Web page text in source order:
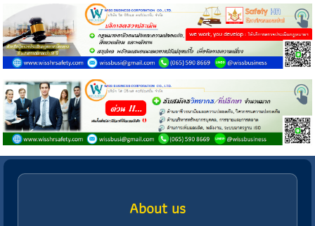
About us